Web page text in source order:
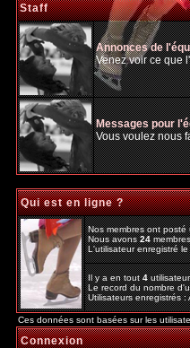
Staff
Annonces de
Venez voir ce que
Messages pour
Vous voulez nous
Qui est en ligne ?
Nos membres ont
Nous avons24
L'utilisateur enregistré
Il y a en tout4
Le record du nombre
Utilisateurs enregistrés :
Ces données sont basées sur les
Connexion